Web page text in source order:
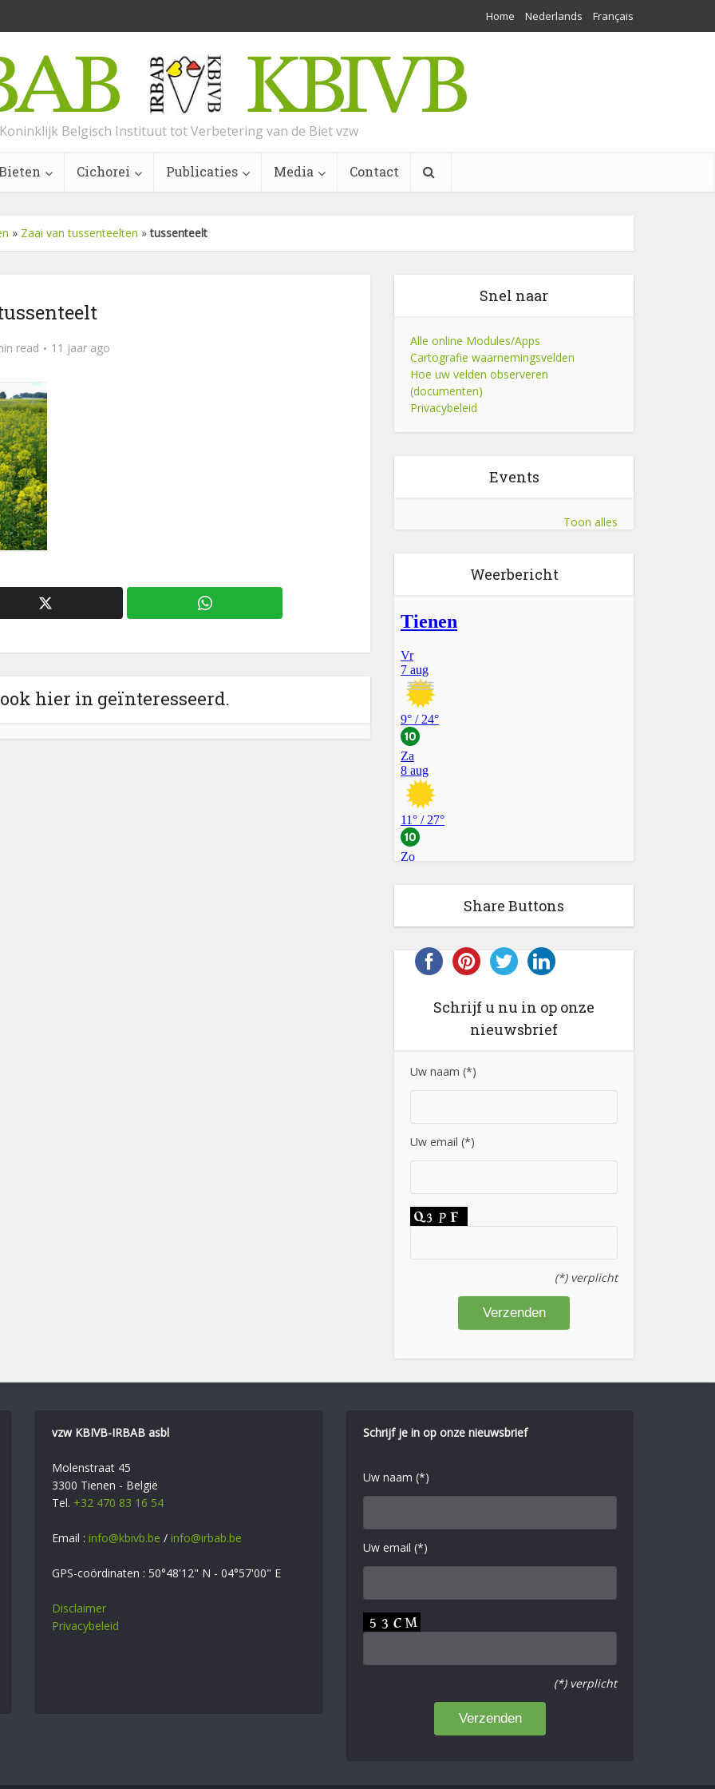
Home Nederlands Français
Koninklijk Belgisch Instituut tot Verbetering van de Biet vzw
Cichorei Publicaties Media Contact
» Zaai van tussenteelten »tussenteelt
read 11 jaar ago
hier in geïnteresseerd.
Snel naar
Alle online Modules/Apps
Cartografie waarnemingsvelden
Hoe uw velden observeren
(documenten)
Privacybeleid
Events
Toon alles
Weerbericht
Share Buttons
Schrijf u nu in op onze
nieuwsbrief
Uw naam (*)
Uw email (*)
(*) verplicht
vzw KBIVB-IRBAB asbl
Molenstraat 45
3300 Tienen - België
Tel. +32 470 83 16 54
Email : info@kbivb.be / info@irbab.be
GPS-coördinaten : 50°48'12" N - 04°57'00" E
Disclaimer
Privacybeleid
Schrijf je in op onze nieuwsbrief
Uw naam (*)
Uw email (*)
(*) verplicht